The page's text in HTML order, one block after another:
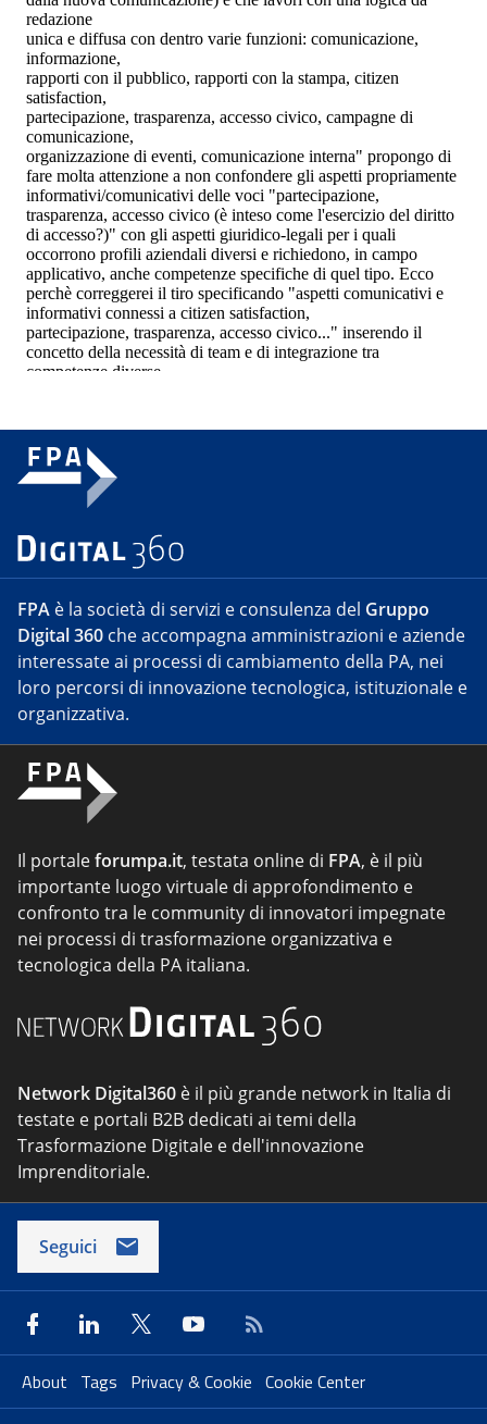
FPA è la società di servizi e consulenza del Gruppo
Digital 360 che accompagna amministrazioni e aziende
interessate ai processi di cambiamento della PA, nei
loro percorsi di innovazione tecnologica, istituzionale e
organizzativa.
Il portaleforumpa.it, testata online di FPA, è il più
importante luogo virtuale di approfondimento e
confronto tra le community di innovatori impegnate
nei processi di trasformazione organizzativa e
tecnologica della PA italiana.
Network Digital360 è il più grande network in Italia di
testate e portali B2B dedicati ai temi della
Trasformazione Digitale e dell'innovazione
Imprenditoriale.
Seguici
About Tags Privacy & Cookie Cookie Center